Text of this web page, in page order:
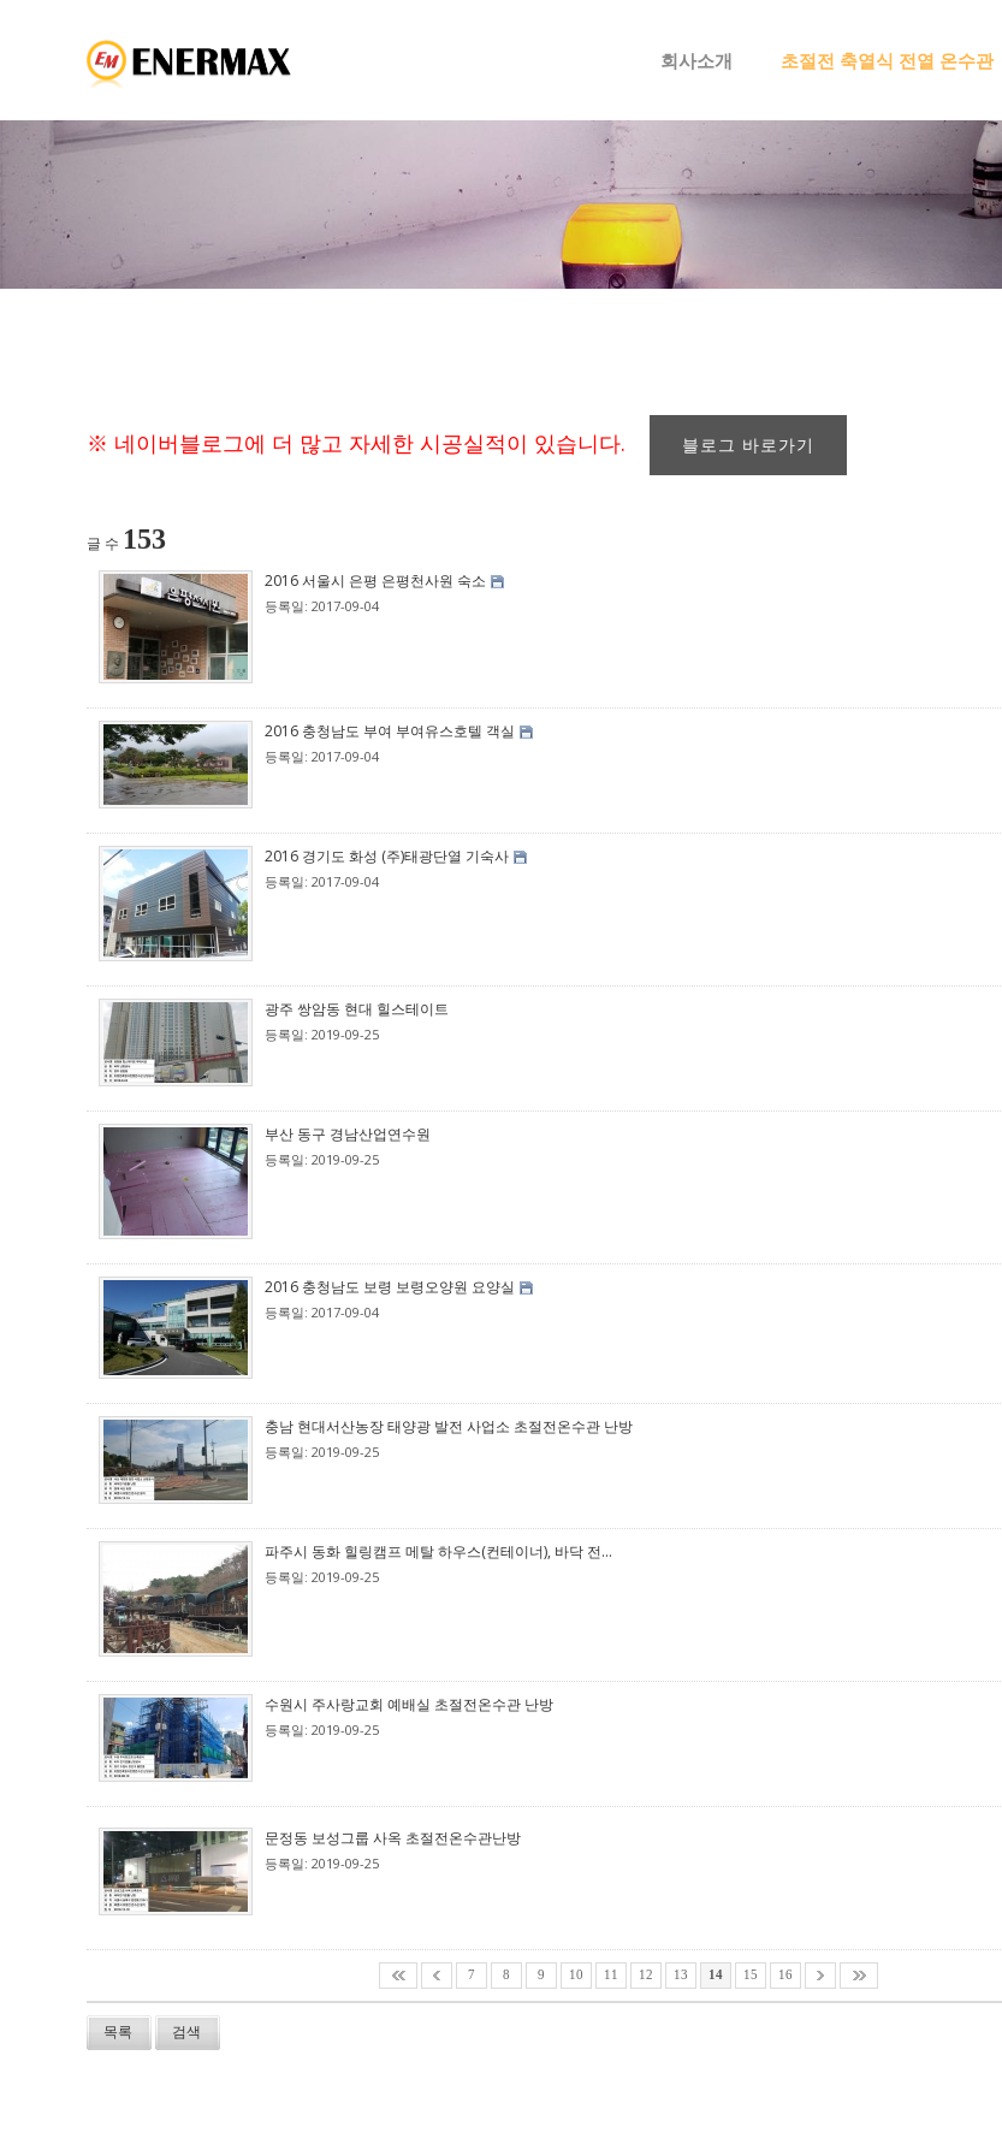
회사소개 초절전 축열식 전열 온수관
※ 네이버블로그에 더 많고 자세한 시공실적이 있습니다. 블로그 바로가기
글 수 153
2016 서울시 은평 은평천사원 숙소
등록일: 2017-09-04
2016 충청남도 부여 부여유스호텔 객실
등록일: 2017-09-04
2016 경기도 화성 (주)태광단열 기숙사
등록일: 2017-09-04
광주 쌍암동 현대 힐스테이트
등록일: 2019-09-25
부산 동구 경남산업연수원
등록일: 2019-09-25
2016 충청남도 보령 보령오양원 요양실
등록일: 2017-09-04
충남 현대서산농장 태양광 발전 사업소 초절전온수관 난방
등록일: 2019-09-25
파주시 동화 힐링캠프 메탈 하우스(컨테이너), 바닥 전...
등록일: 2019-09-25
수원시 주사랑교회 예배실 초절전온수관 난방
등록일: 2019-09-25
문정동 보성그룹 사옥 초절전온수관난방
등록일: 2019-09-25
7 8 9 10 11 12 13 14 15 16
목록 검색